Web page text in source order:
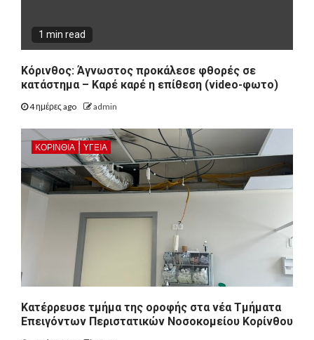
1 min read
Κόρινθος: Άγνωστος προκάλεσε φθορές σε
κατάστημα – Καρέ καρέ η επίθεση (video-φωτο)
4 ημέρες ago admin
ΚΟΡΙΝΘΊΑ ΥΓΕΙΑ
Kατέρρευσε τμήμα της οροφής στα νέα Τμήματα
Επειγόντων Περιστατικών Νοσοκομείου Κορίνθου